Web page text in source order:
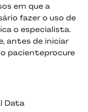
em que a
fazer o uso de
o especialista.
antes de iniciar
pacienteprocure
Data